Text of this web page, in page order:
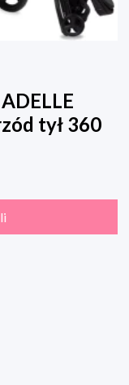
tył 360